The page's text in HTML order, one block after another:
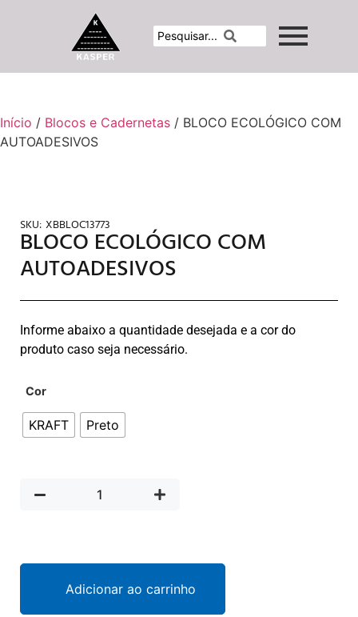
Início / Blocos e Cadernetas / BLOCO ECOLÓGICO COM
AUTOADESIVOS
SKU: XBBLOC13773
BLOCO ECOLÓGICO COM
AUTOADESIVOS
Informe abaixo a quantidade desejada e a cor do
produto caso seja necessário.
Cor
KRAFT Preto
Adicionar ao carrinho